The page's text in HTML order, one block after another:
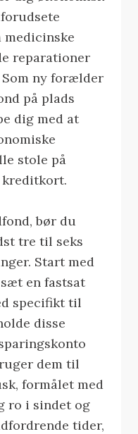
medicinske
reparationer
Som ny forælder
på plads
dig med at
stole på
bør du
tre til seks
Start med
en fastsat
specifikt til
disse
dem til
formålet med
ro i sindet og
tider,